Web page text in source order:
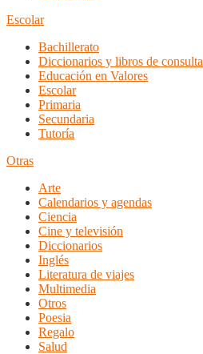
Escolar
Bachillerato
Diccionarios y libros de consulta
Educación en Valores
Escolar
Primaria
Secundaria
Tutoría
Otras
Arte
Calendarios y agendas
Ciencia
Cine y televisión
Diccionarios
Inglés
Literatura de viajes
Multimedia
Otros
Poesia
Regalo
Salud